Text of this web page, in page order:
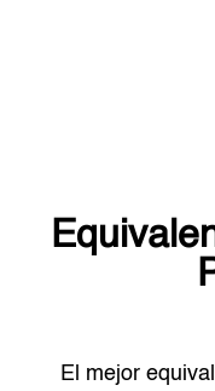
El mejor